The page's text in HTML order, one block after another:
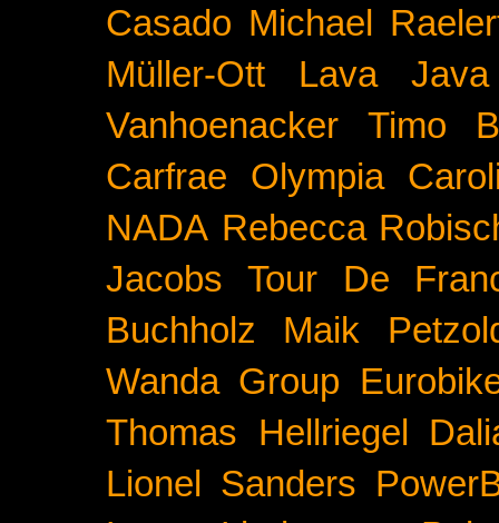
Casado Michael
Müller-Ott
Lava Java
Vanhoenacker
Timo
Carfrae
Olympia
NADA Rebecca
Jacobs
Tour De
Buchholz
Maik
Wanda Group
Thomas Hellriegel
Lionel Sanders